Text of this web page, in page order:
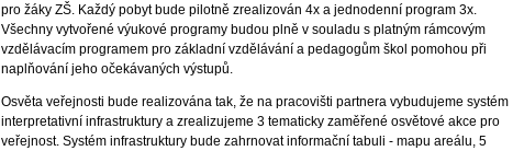
pro žáky ZŠ. Každý pobyt bude pilotně zrealizován 4x a jednodenní program 3x.
Všechny vytvořené výukové programy budou plně v souladu s platným rámcovým
vzdělávacím programem pro základní vzdělávání a pedagogům škol pomohou při
naplňování jeho očekávaných výstupů.
Osvěta veřejnosti bude realizována tak, že na pracovišti partnera vybudujeme systém
interpretativní infrastruktury a zrealizujeme 3 tematicky zaměřené osvětové akce pro
veřejnost. Systém infrastruktury bude zahrnovat informační tabuli - mapu areálu, 5